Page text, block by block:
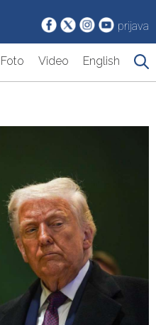
prijava
Foto Video English